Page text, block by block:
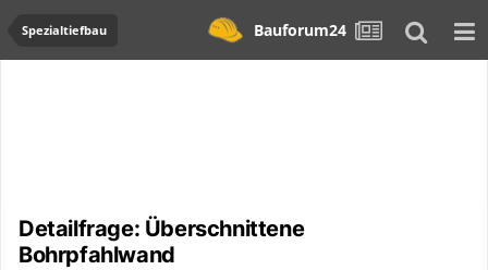
Spezialtiefbau Bauforum24
Detailfrage: Überschnittene
Bohrpfahlwand